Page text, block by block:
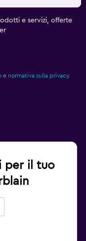
e servizi, offerte
e normativa sulla privacy.
per il tuo